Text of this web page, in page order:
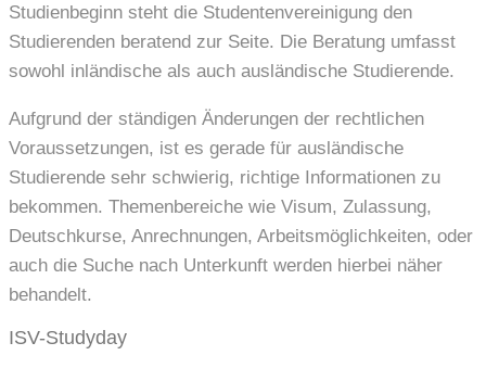
Studienbeginn steht die Studentenvereinigung den
Studierenden beratend zur Seite. Die Beratung umfasst
sowohl inländische als auch ausländische Studierende.
Aufgrund der ständigen Änderungen der rechtlichen
Voraussetzungen, ist es gerade für ausländische
Studierende sehr schwierig, richtige Informationen zu
bekommen. Themenbereiche wie Visum, Zulassung,
Deutschkurse, Anrechnungen, Arbeitsmöglichkeiten, oder
auch die Suche nach Unterkunft werden hierbei näher
behandelt.
ISV-Studyday